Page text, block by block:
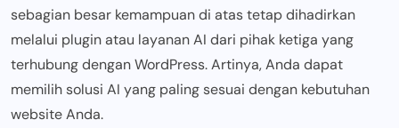
sebagian besar kemampuan di atas tetap dihadirkan
melalui plugin atau layanan AI dari pihak ketiga yang
terhubung dengan WordPress. Artinya, Anda dapat
memilih solusi AI yang paling sesuai dengan kebutuhan
website Anda.